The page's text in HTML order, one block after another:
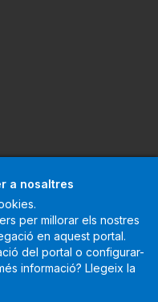
addicionals
per laJoint
a nosaltres
per millorar els nostres
en aquest portal.
del portal o configurar-
informació? Llegeix la